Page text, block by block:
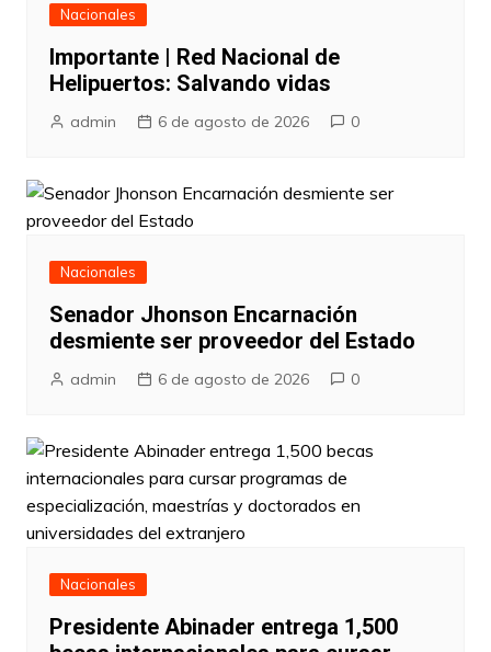
Nacionales
Importante | Red Nacional de
Helipuertos: Salvando vidas
admin 6 de agosto de 2026 0
Nacionales
Senador Jhonson Encarnación
desmiente ser proveedor del Estado
admin 6 de agosto de 2026 0
Nacionales
Presidente Abinader entrega 1,500